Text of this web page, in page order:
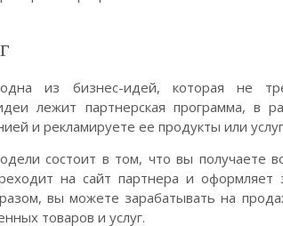
из бизнес-идей, которая не
лежит партнерская программа, в
и рекламируете ее продукты или
состоит в том, что вы получаете
на сайт партнера и оформляет
вы можете зарабатывать на
товаров и услуг.